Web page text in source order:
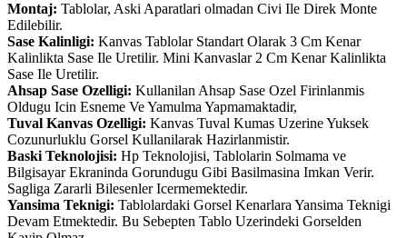
Montaj: Tablolar, Aski Aparatlari olmadan Civi Ile Direk Monte
Edilebilir.
Sase Kalinligi: Kanvas Tablolar Standart Olarak 3 Cm Kenar
Kalinlikta Sase Ile Uretilir. Mini Kanvaslar 2 Cm Kenar Kalinlikta
Sase Ile Uretilir.
Ahsap Sase Ozelligi: Kullanilan Ahsap Sase Ozel Firinlanmis
Oldugu Icin Esneme Ve Yamulma Yapmamaktadir,
Tuval Kanvas Ozelligi: Kanvas Tuval Kumas Uzerine Yuksek
Cozunurluklu Gorsel Kullanilarak Hazirlanmistir.
Baski Teknolojisi: Hp Teknolojisi, Tablolarin Solmama ve
Bilgisayar Ekraninda Gorundugu Gibi Basilmasina Imkan Verir.
Sagliga Zararli Bilesenler Icermemektedir.
Yansima Teknigi: Tablolardaki Gorsel Kenarlara Yansima Teknigi
Devam Etmektedir. Bu Sebepten Tablo Uzerindeki Gorselden